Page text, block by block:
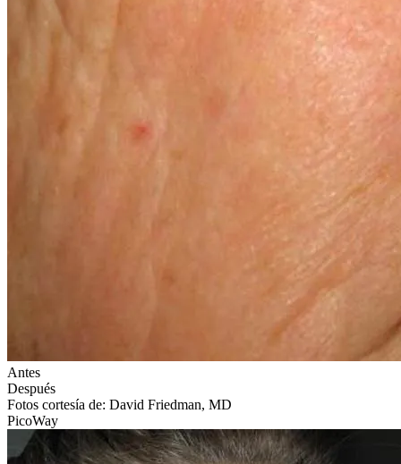
Antes
Después
Fotos cortesía de: David Friedman, MD
PicoWay